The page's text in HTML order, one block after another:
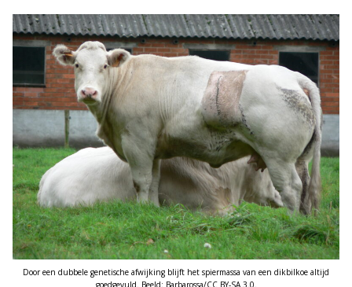
Door een dubbele genetische afwijking blijft het spiermassa van een dikbilkoe altijd
goedgevuld. Beeld: Barbarossa/CC BY-SA 3.0.